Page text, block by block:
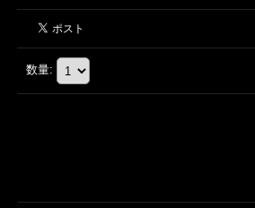
数量: